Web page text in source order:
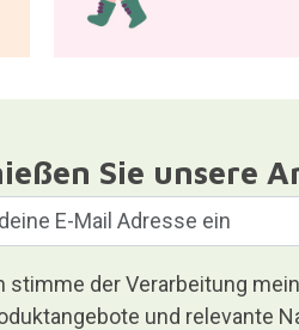
Sie unsere
stimme der Verarbeitung
und relevante